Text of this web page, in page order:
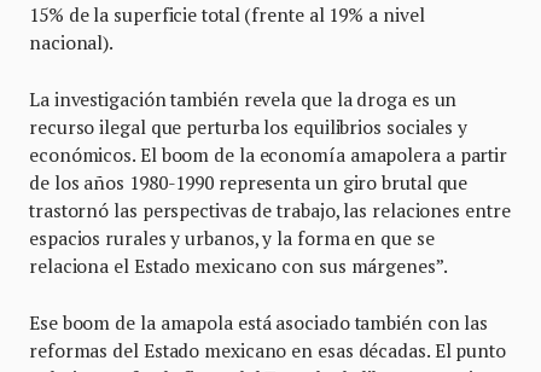
15% de la superficie total (frente al 19% a nivel
nacional).
La investigación también revela que la droga es un
recurso ilegal que perturba los equilibrios sociales y
económicos. El boom de la economía amapolera a partir
de los años 1980-1990 representa un giro brutal que
trastornó las perspectivas de trabajo, las relaciones entre
espacios rurales y urbanos, y la forma en que se
relaciona el Estado mexicano con sus márgenes”.
Ese boom de la amapola está asociado también con las
reformas del Estado mexicano en esas décadas. El punto